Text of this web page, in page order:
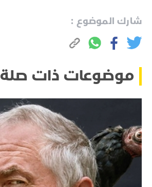
شارك الموضوع :
موضوعات ذات صلة